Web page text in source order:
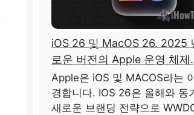
iOS 26 및 MacOS 26. 2025
로운 버전의 Apple 운영 체제.
Apple은 iOS 및 MACOS라는
경합니다. IOS 26은 올해와 동
새로운 브랜딩 전략으로